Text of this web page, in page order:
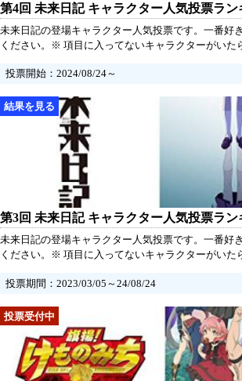
第4回 未来日記 キャラクター人気投票ラン
未来日記の登場キャラクター人気投票です。一番好
ください。※ 項目に入ってないキャラクターがいた
投票開始：2024/08/24～
第3回 未来日記 キャラクター人気投票ラン
未来日記の登場キャラクター人気投票です。一番好
ください。※ 項目に入ってないキャラクターがいた
投票期間：2023/03/05～24/08/24